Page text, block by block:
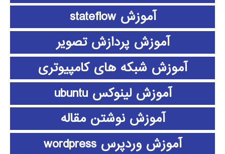
آموزش stateflow
آموزش پردازش تصویر
آموزش شبکه های کامپیوتری
آموزش لینوکس ubuntu
آموزش نوشتن مقاله
آموزش وردپرس wordpress